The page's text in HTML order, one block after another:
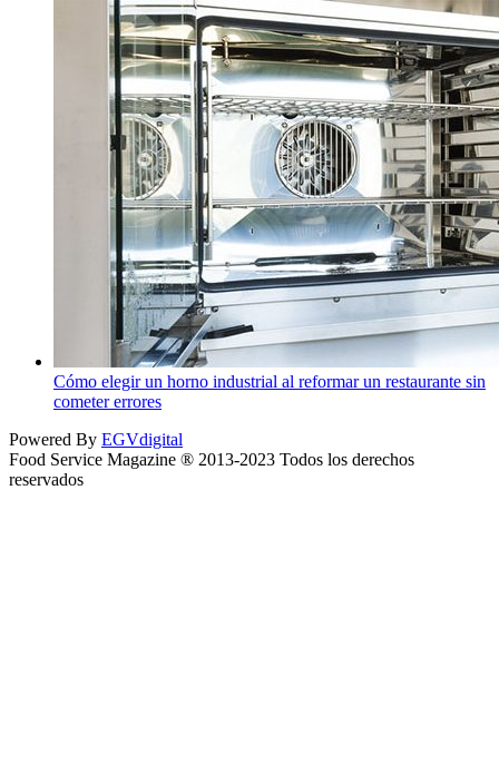
Cómo elegir un horno industrial al reformar un restaurante sin
cometer errores
Powered By EGVdigital
Food Service Magazine ® 2013-2023 Todos los derechos
reservados